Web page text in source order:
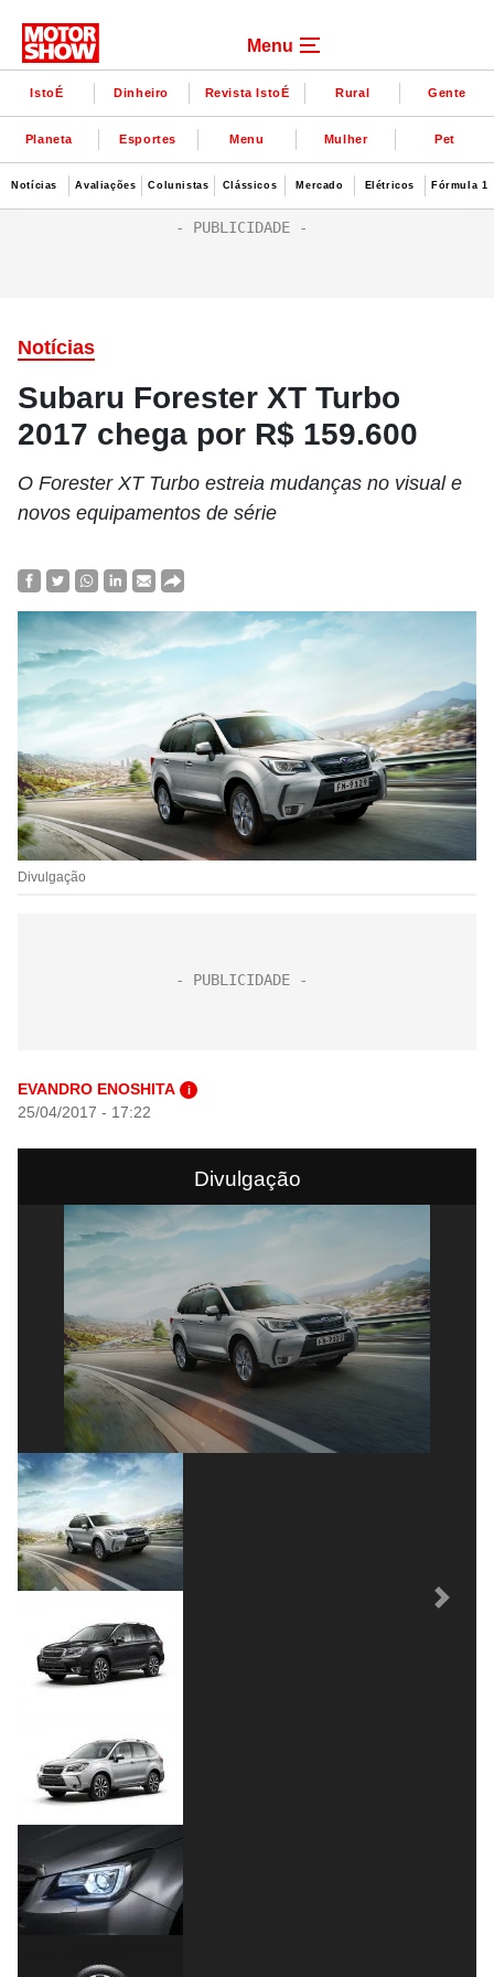
Menu
IstoÉ Dinheiro Revista IstoÉ Rural Gente
Planeta Esportes Menu Mulher Pet
Notícias Avaliações Colunistas Clássicos Mercado Elétricos Fórmula 1
Notícias
Subaru Forester XT Turbo
2017 chega por R$ 159.600
O Forester XT Turbo estreia mudanças no visual e
novos equipamentos de série
Divulgação
EVANDRO ENOSHITA i
25/04/2017 - 17:22
Divulgação
Next